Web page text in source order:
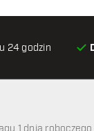
24 godzin
1 dnia roboczego